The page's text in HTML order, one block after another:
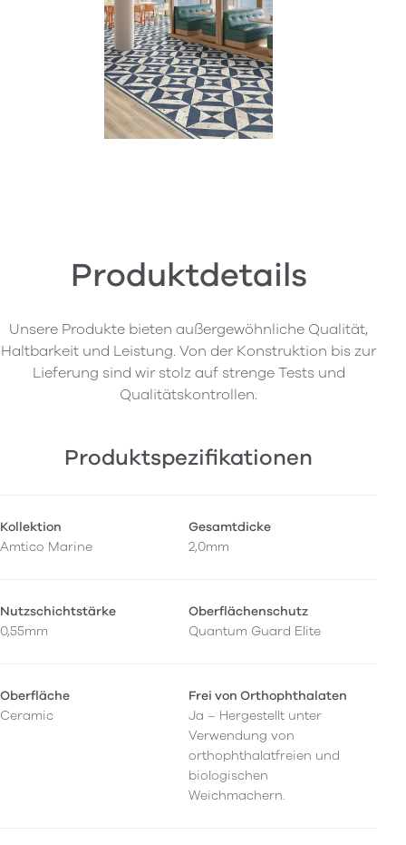
Produktdetails
Unsere Produkte bieten außergewöhnliche Qualität,
Haltbarkeit und Leistung. Von der Konstruktion bis zur
Lieferung sind wir stolz auf strenge Tests und
Qualitätskontrollen.
Produktspezifikationen
Kollektion
Amtico Marine
Gesamtdicke
2,0mm
Nutzschichtstärke
0,55mm
Oberflächenschutz
Quantum Guard Elite
Oberfläche
Ceramic
Frei von Orthophthalaten
Ja – Hergestellt unter
Verwendung von
orthophthalatfreien und
biologischen
Weichmachern.